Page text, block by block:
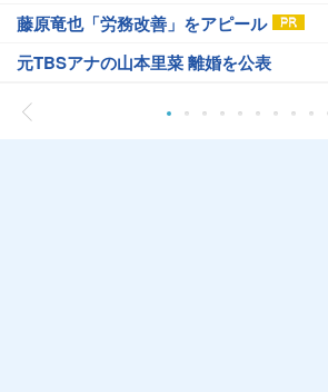
藤原竜也「労務改善」をアピール
元TBSアナの山本里菜 離婚を公表